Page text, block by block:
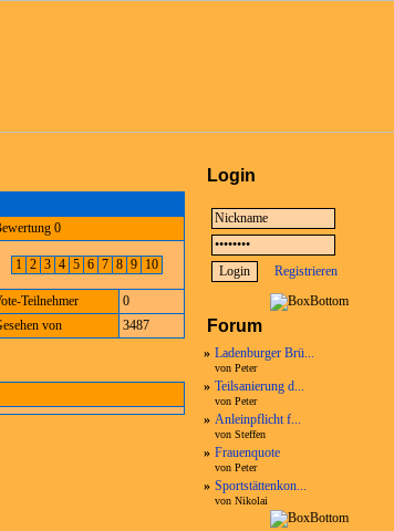
0
1 2 3 4 5 6 7 8 9 10
Teilnehmer
0
von 3487
Login
Registrieren
Forum
» Ladenburger Brü...
von Peter
» Teilsanierung d...
von Peter
» Anleinpflicht f...
von Steffen
» Frauenquote
von Peter
» Sportstättenkon...
von Nikolai